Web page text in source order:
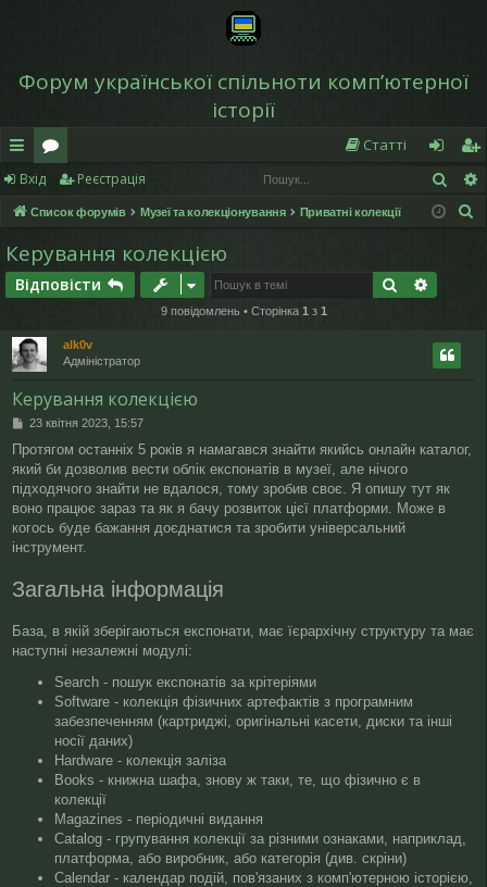
Форум української спільноти компʼютерної
історії
в
и
дк
и
д
ос
ту
п
о
ру
м
и
Статті
хі
д
еє
ст
Вхід Реєстрація
Список форумів Музеї та колекціонування Приватні колекції
Керування колекцією
Відповісти Пошук
9 повідомлень • Сторінка 1 з 1
alk0v
Адміністратор
Керування колекцією
П
в
і
д
о
л
е
н
я
23 квітня 2023, 15:57
Протягом останніх 5 років я намагався знайти якийсь онлайн каталог,
який би дозволив вести облік експонатів в музеї, але нічого
підходячого знайти не вдалося, тому зробив своє. Я опишу тут як
воно працює зараз та як я бачу розвиток цієї платформи. Може в
когось буде бажання доєднатися та зробити універсальний
інструмент.
Загальна інформація
База, в якій зберігаються експонати, має їєрархічну структуру та має
наступні незалежні модулі:
Search - пошук експонатів за крітеріями
Software - колекція фізичних артефактів з програмним
забезпеченням (картриджі, оригінальні касети, диски та інші
носії даних)
Hardware - колекція заліза
Books - книжна шафа, знову ж таки, те, що фізично є в
колекції
Magazines - періодичні видання
Catalog - групування колекції за різними ознаками, наприклад,
платформа, або виробник, або категорія (див. скріни)
Calendar - календар подій, пов'язаних з комп'ютерною історією,